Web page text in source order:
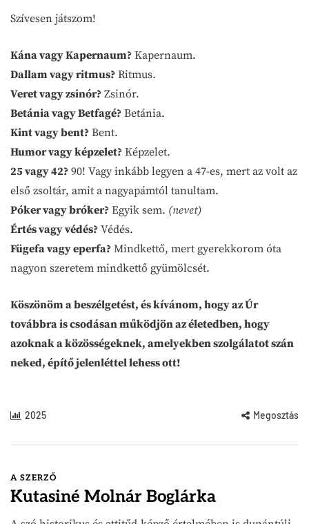
Szívesen játszom!
Kána vagy Kapernaum? Kapernaum.
Dallam vagy ritmus? Ritmus.
Veret vagy zsinór? Zsinór.
Betánia vagy Betfagé? Betánia.
Kint vagy bent? Bent.
Humor vagy képzelet? Képzelet.
25 vagy 42? 90! Vagy inkább legyen a 47-es, mert az volt az
első zsoltár, amit a nagyapámtól tanultam.
Póker vagy bróker? Egyik sem. (nevet)
Értés vagy védés? Védés.
Fügefa vagy eperfa? Mindkettő, mert gyerekkorom óta
nagyon szeretem mindkettő gyümölcsét.
Köszönöm a beszélgetést, és kívánom, hogy az Úr
továbbra is csodásan működjön az életedben, hogy
azoknak a közösségeknek, amelyekben szolgálatot szán
neked, építő jelenléttel lehess ott!
2025 Megosztás
A SZERZŐ
Kutasiné Molnár Boglárka